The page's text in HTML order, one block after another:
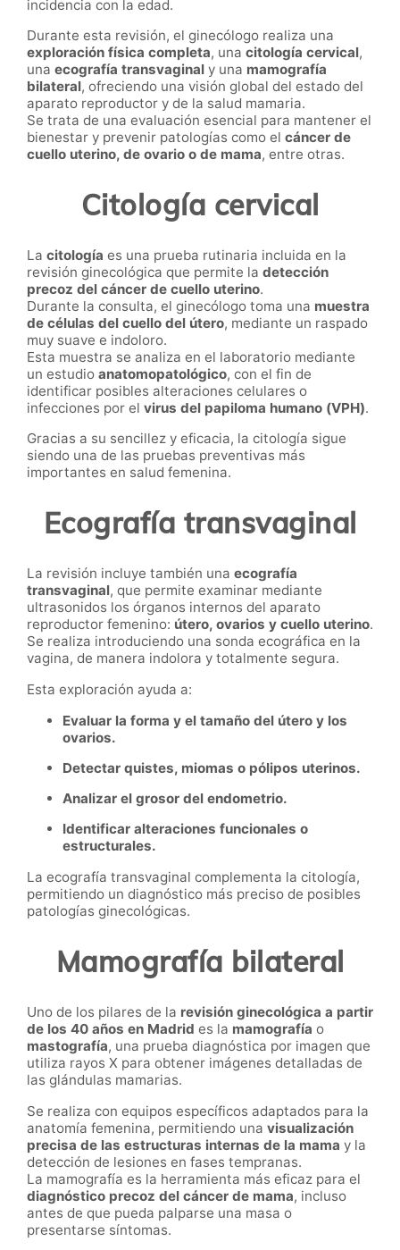
incidencia con la edad.
Durante esta revisión, el ginecólogo realiza una
exploración física completa, una citología cervical,
una ecografía transvaginal y una mamografía
bilateral, ofreciendo una visión global del estado del
aparato reproductor y de la salud mamaria.
Se trata de una evaluación esencial para mantener el
bienestar y prevenir patologías como el cáncer de
cuello uterino, de ovario o de mama, entre otras.
Citología cervical
La citología es una prueba rutinaria incluida en la
revisión ginecológica que permite la detección
precoz del cáncer de cuello uterino.
Durante la consulta, el ginecólogo toma una muestra
de células del cuello del útero, mediante un raspado
muy suave e indoloro.
Esta muestra se analiza en el laboratorio mediante
un estudio anatomopatológico, con el fin de
identificar posibles alteraciones celulares o
infecciones por el virus del papiloma humano (VPH).
Gracias a su sencillez y eficacia, la citología sigue
siendo una de las pruebas preventivas más
importantes en salud femenina.
Ecografía transvaginal
La revisión incluye también una ecografía
transvaginal, que permite examinar mediante
ultrasonidos los órganos internos del aparato
reproductor femenino: útero, ovarios y cuello uterino.
Se realiza introduciendo una sonda ecográfica en la
vagina, de manera indolora y totalmente segura.
Esta exploración ayuda a:
Evaluar la forma y el tamaño del útero y los
ovarios.
Detectar quistes, miomas o pólipos uterinos.
Analizar el grosor del endometrio.
Identificar alteraciones funcionales o
estructurales.
La ecografía transvaginal complementa la citología,
permitiendo un diagnóstico más preciso de posibles
patologías ginecológicas.
Mamografía bilateral
Uno de los pilares de la revisión ginecológica a partir
de los 40 años en Madrid es la mamografía o
mastografía, una prueba diagnóstica por imagen que
utiliza rayos X para obtener imágenes detalladas de
las glándulas mamarias.
Se realiza con equipos específicos adaptados para la
anatomía femenina, permitiendo una visualización
precisa de las estructuras internas de la mama y la
detección de lesiones en fases tempranas.
La mamografía es la herramienta más eficaz para el
diagnóstico precoz del cáncer de mama, incluso
antes de que pueda palparse una masa o
presentarse síntomas.